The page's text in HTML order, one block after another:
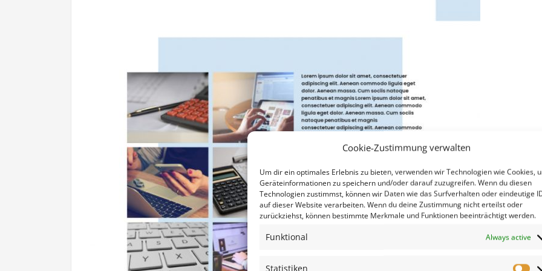
Cookie-Zustimmung verwalten
Um dir ein optimales Erlebnis zu bieten, verwenden wir Technologien wie Cookies,
Geräteinformationen zu speichern und/oder darauf zuzugreifen. Wenn du diesen
Technologien zustimmst, können wir Daten wie das Surfverhalten oder eindeutige
auf dieser Website verarbeiten. Wenn du deine Zustimmung nicht erteilst oder
zurückziehst, können bestimmte Merkmale und Funktionen beeinträchtigt werden.
Funktional Always active
Statistiken